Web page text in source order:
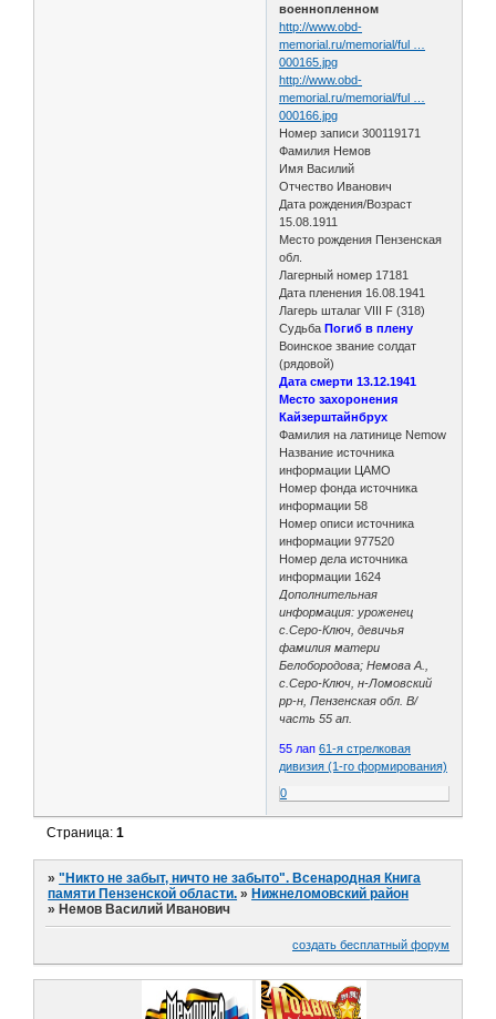
военнопленном
http://www.obd-
memorial.ru/memorial/ful …
000165.jpg
http://www.obd-
memorial.ru/memorial/ful …
000166.jpg
Номер записи 300119171
Фамилия Немов
Имя Василий
Отчество Иванович
Дата рождения/Возраст
15.08.1911
Место рождения Пензенская
обл.
Лагерный номер 17181
Дата пленения 16.08.1941
Лагерь шталаг VIII F (318)
СудьбаПогиб в плену
Воинское звание солдат
(рядовой)
Дата смерти 13.12.1941
Место захоронения
Кайзерштайнбрух
Фамилия на латинице Nemow
Название источника
информации ЦАМО
Номер фонда источника
информации 58
Номер описи источника
информации 977520
Номер дела источника
информации 1624
Дополнительная
информация: уроженец
с.Серо-Ключ, девичья
фамилия матери
Белобородова; Немова А.,
с.Серо-Ключ, н-Ломовский
рр-н, Пензенская обл. В/
часть 55 ап.
55 лап 61-я стрелковая
дивизия (1-го формирования)
0
Страница:1
»"Никто не забыт, ничто не забыто". Всенародная Книга
памяти Пензенской области. » Нижнеломовский район
» Немов Василий Иванович
создать бесплатный форум